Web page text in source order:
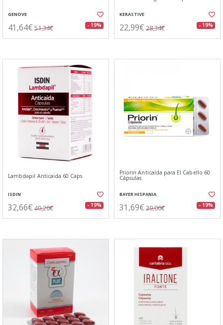
GENOVE
41,64€ 51,34€ - 19%
KERASTIVE
22,99€ 28,34€ - 19%
Lambdapil Anticaida 60 Caps
ISDIN
32,66€ 40,26€ - 19%
Priorin Anticaída para El Cabello 60
Cápsulas
BAYER HISPANIA
31,69€ 39,06€ - 19%